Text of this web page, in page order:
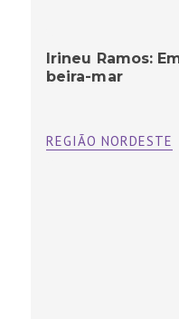
Irineu Ramos:
beira-mar
REGIÃO NORDESTE